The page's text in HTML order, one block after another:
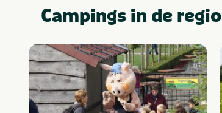
Campings in de regio